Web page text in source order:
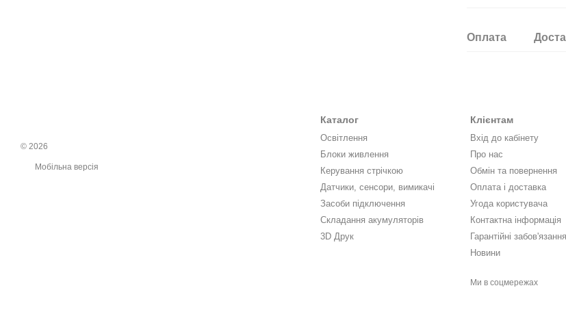
Оплата
© 2026
Мобільна версія
Каталог
Освітлення
Блоки живлення
Керування стрічкою
Датчики, сенсори, вимикачі
Засоби підключення
Складання акумуляторів
3D Друк
Клієнтам
Вхід до кабінету
Про нас
Обмін та повернення
Оплата і доставка
Угода користувача
Контактна інформація
Гарантійні забов'язання
Новини
Ми в соцмережах